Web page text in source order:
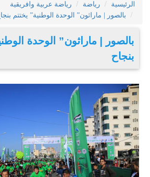
الرئيسية رياضة
رياضة عربية وافريقية
بالصور | ماراثون” الوحدة الوطنية” يختتم
بالصور | ماراثون” الوحدة
بنجاح